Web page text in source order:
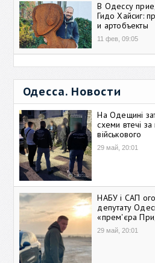
В Одессу
Гидо Хайсиг:
и артобъекты
11 фев, 09:05
Одесса. Новости
На Одещині
схеми втечі
військового
29 май, 20:01
НАБУ і САП
депутату
«прем'єра
29 май, 20:01